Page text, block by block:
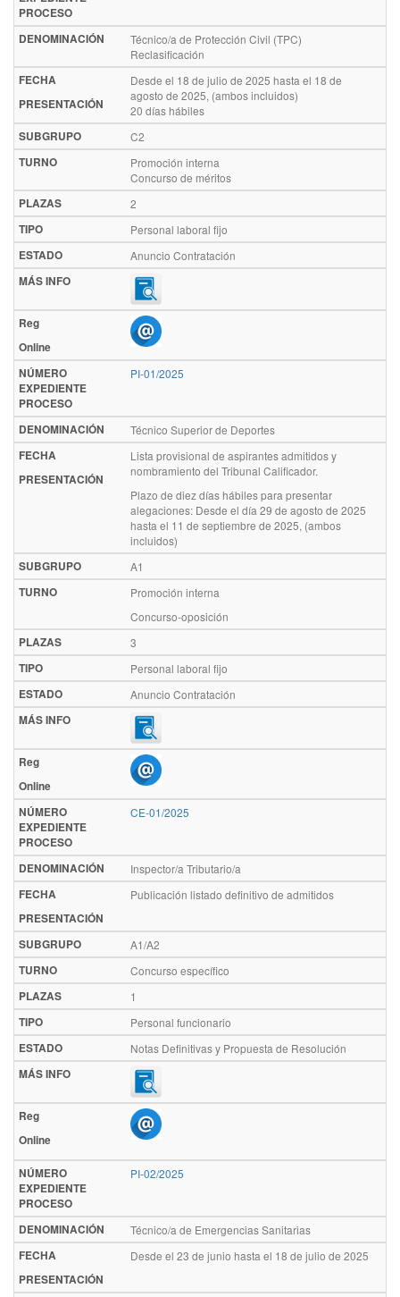
PROCESO
DENOMINACIÓN
Técnico/a de Protección Civil (TPC)
Reclasificación
FECHA
PRESENTACIÓN
Desde el 18 de julio de 2025 hasta el 18 de
agosto de 2025, (ambos incluidos)
20 días hábiles
SUBGRUPO
C2
TURNO
Promoción interna
Concurso de méritos
PLAZAS
2
TIPO
Personal laboral fijo
ESTADO
Anuncio Contratación
MÁS INFO
Reg
Online
NÚMERO
EXPEDIENTE
PROCESO
PI-01/2025
DENOMINACIÓN
Técnico Superior de Deportes
FECHA
PRESENTACIÓN
Lista provisional de aspirantes admitidos y
nombramiento del Tribunal Calificador.
Plazo de diez días hábiles para presentar
alegaciones: Desde el día 29 de agosto de 2025
hasta el 11 de septiembre de 2025, (ambos
incluidos)
SUBGRUPO
A1
TURNO
Promoción interna
Concurso-oposición
PLAZAS
3
TIPO
Personal laboral fijo
ESTADO
Anuncio Contratación
MÁS INFO
Reg
Online
NÚMERO
EXPEDIENTE
PROCESO
CE-01/2025
DENOMINACIÓN
Inspector/a Tributario/a
FECHA
PRESENTACIÓN
Publicación listado definitivo de admitidos
SUBGRUPO
A1/A2
TURNO
Concurso específico
PLAZAS
1
TIPO
Personal funcionario
ESTADO
Notas Definitivas y Propuesta de Resolución
MÁS INFO
Reg
Online
NÚMERO
EXPEDIENTE
PROCESO
PI-02/2025
DENOMINACIÓN
Técnico/a de Emergencias Sanitarias
FECHA
PRESENTACIÓN
Desde el 23 de junio hasta el 18 de julio de 2025